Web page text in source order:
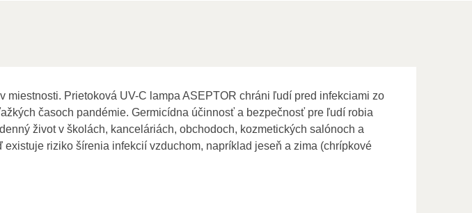
Prietoková UV-C lampa ASEPTOR chráni ľudí pred infekciami zo
časoch pandémie. Germicídna účinnosť a bezpečnosť pre ľudí robia
život v školách, kanceláriách, obchodoch, kozmetických salónoch a
riziko šírenia infekcií vzduchom, napríklad jeseň a zima (chrípkové